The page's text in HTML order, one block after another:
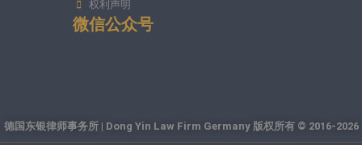
权利声明
微信公众号
德国东银律师事务所 | Dong Yin Law Firm Germany 版权所有 © 2016-2026